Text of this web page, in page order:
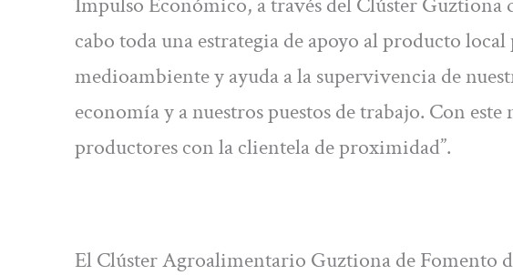
cabo toda una estrategia de apoyo al producto
medioambiente y ayuda a la supervivencia de
economía y a nuestros puestos de trabajo. Con
productores con la clientela de proximidad”.
El Clúster Agroalimentario Guztiona de Fomento